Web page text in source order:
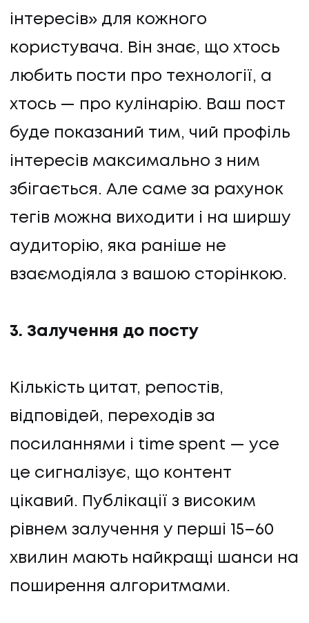
інтересів» для кожного
користувача. Він знає, що хтось
любить пости про технології, а
хтось — про кулінарію. Ваш пост
буде показаний тим, чий профіль
інтересів максимально з ним
збігається. Але саме за рахунок
тегів можна виходити і на ширшу
аудиторію, яка раніше не
взаємодіяла з вашою сторінкою.
3. Залучення до посту
Кількість цитат, репостів,
відповідей, переходів за
посиланнями і time spent — усе
це сигналізує, що контент
цікавий. Публікації з високим
рівнем залучення у перші 15–60
хвилин мають найкращі шанси на
поширення алгоритмами.